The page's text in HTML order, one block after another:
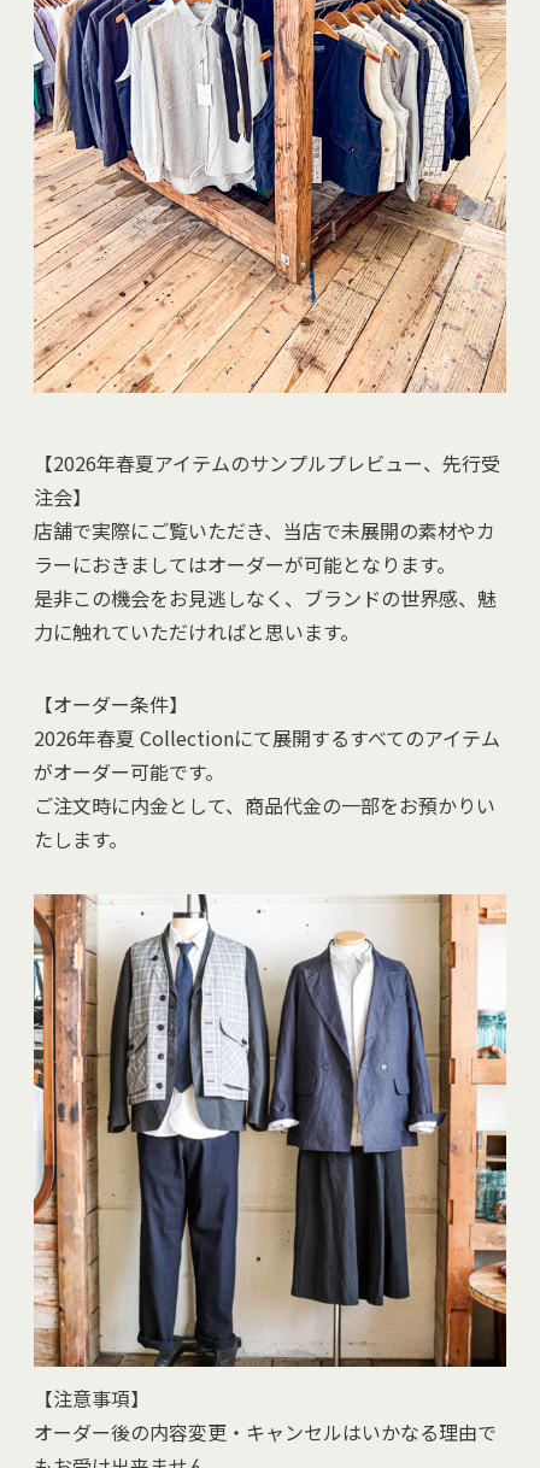
【2026年春夏アイテムのサンプルプレビュー、先行受
注会】
店舗で実際にご覧いただき、当店で未展開の素材やカ
ラーにおきましてはオーダーが可能となります。
是非この機会をお見逃しなく、ブランドの世界感、魅
力に触れていただければと思います。
【オーダー条件】
2026年春夏 Collectionにて展開するすべてのアイテム
がオーダー可能です。
ご注文時に内金として、商品代金の一部をお預かりい
たします。
【注意事項】
オーダー後の内容変更・キャンセルはいかなる理由で